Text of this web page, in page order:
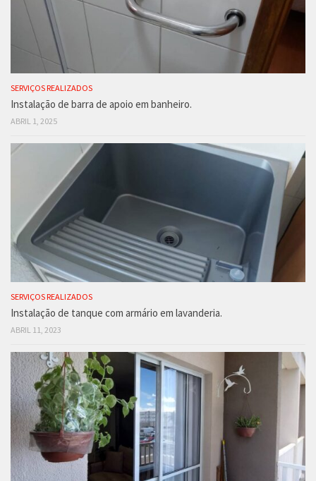
SERVIÇOS REALIZADOS
Instalação de barra de apoio em banheiro.
ABRIL 1, 2025
SERVIÇOS REALIZADOS
Instalação de tanque com armário em lavanderia.
ABRIL 11, 2023